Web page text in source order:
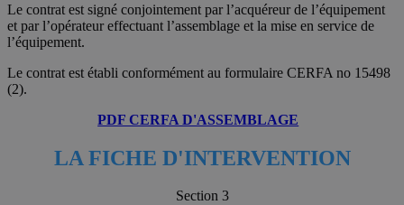
Le contrat est signé conjointement par l’acquéreur de l’équipement
et par l’opérateur effectuant l’assemblage et la mise en service de
l’équipement.
Le contrat est établi conformément au formulaire CERFA no 15498
(2).
PDF CERFA D'ASSEMBLAGE
LA FICHE D'INTERVENTION
Section 3